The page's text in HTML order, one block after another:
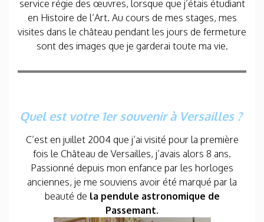
service régie des œuvres, lorsque que j’étais étudiant
en Histoire de l’Art. Au cours de mes stages, mes
visites dans le château pendant les jours de fermeture
sont des images que je garderai toute ma vie.
Quel est votre 1er souvenir à Versailles ?
C’est en juillet 2004 que j’ai visité pour la première
fois le Château de Versailles, j’avais alors 8 ans.
Passionné depuis mon enfance par les horloges
anciennes, je me souviens avoir été marqué par la
beauté de la pendule astronomique de
Passemant.